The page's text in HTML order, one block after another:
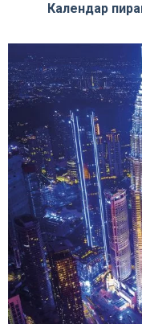
Календар